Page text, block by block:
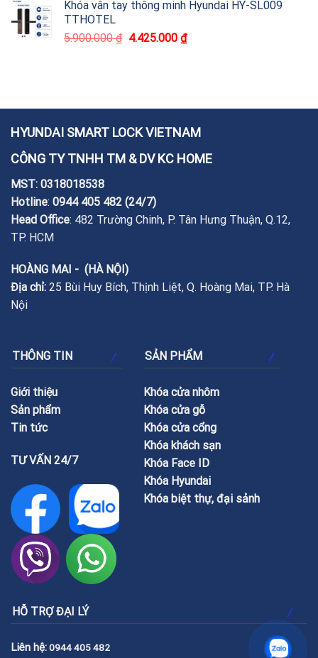
Khóa vân tay thông minh Hyundai HY-SL009
TTHOTEL
5.900.000₫ 4.425.000 ₫
HYUNDAI SMART LOCK VIETNAM
CÔNG TY TNHH TM & DV KC HOME
MST: 0318018538
Hotline: 0944 405 482 (24/7)
Head Office: 482 Trường Chinh, P. Tân Hưng Thuận, Q.12,
TP. HCM
HOÀNG MAI - (HÀ NỘI)
Địa chỉ: 25 Bùi Huy Bích, Thịnh Liệt, Q. Hoàng Mai, TP. Hà
Nội
THÔNG TIN
Giới thiệu
Sản phẩm
Tin tức
TƯ VẤN 24/7
SẢN PHẨM
Khóa cửa nhôm
Khóa cửa gỗ
Khóa cửa cổng
Khóa khách sạn
Khóa Face ID
Khóa Hyundai
Khóa biệt thự, đại sảnh
HỖ TRỢ ĐẠI LÝ
Liên hệ:0944 405 482